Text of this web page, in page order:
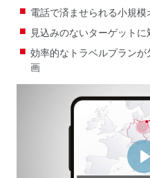
電話で済ませられる小規
見込みのないターゲット
効率的なトラベルプラン
画